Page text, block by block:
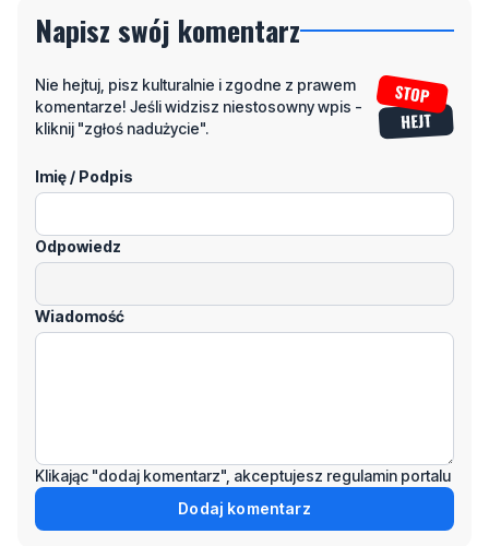
Komentarze
Napisz swój komentarz
komentarze! Jeśli widzisz niestosowny wpis -
Imię / Podpis
Odpowiedz